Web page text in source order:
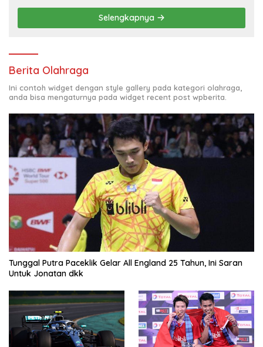
Selengkapnya
Berita Olahraga
Ini contoh widget dengan style gallery pada kategori olahraga,
anda bisa mengaturnya pada widget recent post wpberita.
Tunggal Putra Paceklik Gelar All England 25 Tahun, Ini Saran
Untuk Jonatan dkk